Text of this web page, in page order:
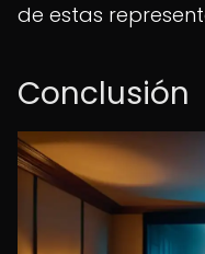
de estas
Conclusión